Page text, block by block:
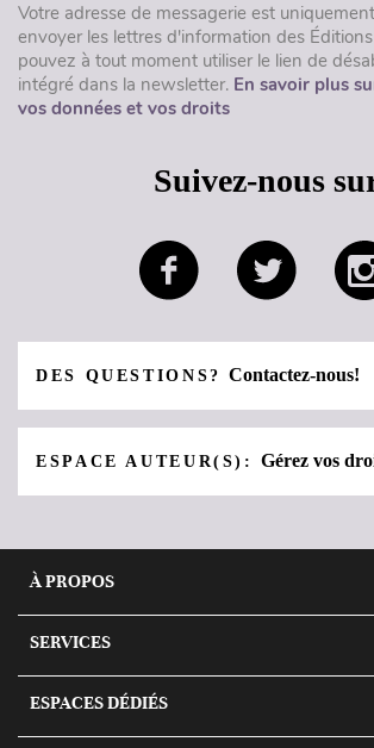
Votre adresse de messagerie est
envoyer les lettres d'information des Éditions
pouvez à tout moment utiliser le lien de
intégré dans la newsletter. En savoir plus
vos données et vos droits
Suivez-nous
DES QUESTIONS?Contactez-nous!
ESPACE AUTEUR(S):Gérez vos
À PROPOS
SERVICES
ESPACES DÉDIÉS